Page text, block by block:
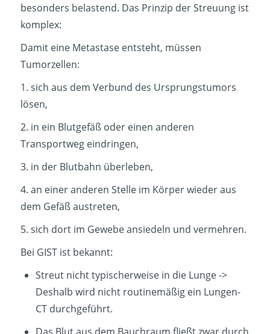
besonders belastend. Das Prinzip der Streuung ist
komplex:
Damit eine Metastase entsteht, müssen
Tumorzellen:
1. sich aus dem Verbund des Ursprungstumors
lösen,
2. in ein Blutgefäß oder einen anderen
Transportweg eindringen,
3. in der Blutbahn überleben,
4. an einer anderen Stelle im Körper wieder aus
dem Gefäß austreten,
5. sich dort im Gewebe ansiedeln und vermehren.
Bei GIST ist bekannt:
Streut nicht typischerweise in die Lunge ->
Deshalb wird nicht routinemäßig ein Lungen-
CT durchgeführt.